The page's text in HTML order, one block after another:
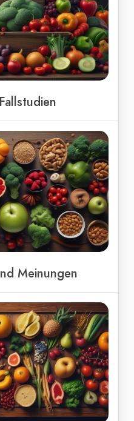
Meinungen